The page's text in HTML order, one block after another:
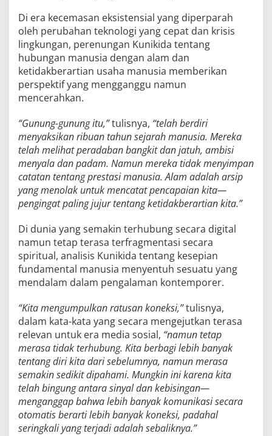
Di era kecemasan eksistensial yang diperparah
oleh perubahan teknologi yang cepat dan krisis
lingkungan, perenungan Kunikida tentang
hubungan manusia dengan alam dan
ketidakberartian usaha manusia memberikan
perspektif yang mengganggu namun
mencerahkan.
“Gunung-gunung itu,”tulisnya, “telah berdiri
menyaksikan ribuan tahun sejarah manusia. Mereka
telah melihat peradaban bangkit dan jatuh, ambisi
menyala dan padam. Namun mereka tidak menyimpan
catatan tentang prestasi manusia. Alam adalah arsip
yang menolak untuk mencatat pencapaian kita—
pengingat paling jujur tentang ketidakberartian kita.”
Di dunia yang semakin terhubung secara digital
namun tetap terasa terfragmentasi secara
spiritual, analisis Kunikida tentang kesepian
fundamental manusia menyentuh sesuatu yang
mendalam dalam pengalaman kontemporer.
“Kita mengumpulkan ratusan koneksi,”tulisnya,
dalam kata-kata yang secara mengejutkan terasa
relevan untuk era media sosial, “namun tetap
merasa tidak terhubung. Kita berbagi lebih banyak
tentang diri kita dari sebelumnya, namun merasa
semakin sedikit dipahami. Mungkin ini karena kita
telah bingung antara sinyal dan kebisingan—
menganggap bahwa lebih banyak komunikasi secara
otomatis berarti lebih banyak koneksi, padahal
seringkali yang terjadi adalah sebaliknya.”